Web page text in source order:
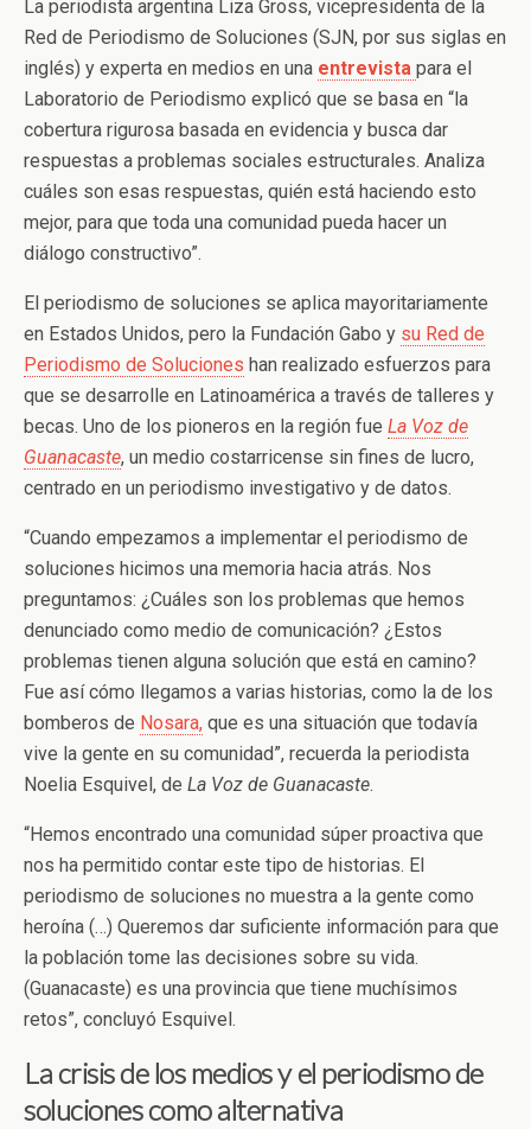
La periodista argentina Liza Gross, vicepresidenta de la
Red de Periodismo de Soluciones (SJN, por sus siglas en
inglés) y experta en medios en una entrevista para el
Laboratorio de Periodismo explicó que se basa en “la
cobertura rigurosa basada en evidencia y busca dar
respuestas a problemas sociales estructurales. Analiza
cuáles son esas respuestas, quién está haciendo esto
mejor, para que toda una comunidad pueda hacer un
diálogo constructivo”.
El periodismo de soluciones se aplica mayoritariamente
en Estados Unidos, pero la Fundación Gabo y su Red de
Periodismo de Soluciones han realizado esfuerzos para
que se desarrolle en Latinoamérica a través de talleres y
becas. Uno de los pioneros en la región fue La Voz de
Guanacaste, un medio costarricense sin fines de lucro,
centrado en un periodismo investigativo y de datos.
“Cuando empezamos a implementar el periodismo de
soluciones hicimos una memoria hacia atrás. Nos
preguntamos: ¿Cuáles son los problemas que hemos
denunciado como medio de comunicación? ¿Estos
problemas tienen alguna solución que está en camino?
Fue así cómo llegamos a varias historias, como la de los
bomberos de Nosara, que es una situación que todavía
vive la gente en su comunidad”, recuerda la periodista
Noelia Esquivel, de La Voz de Guanacaste.
“Hemos encontrado una comunidad súper proactiva que
nos ha permitido contar este tipo de historias. El
periodismo de soluciones no muestra a la gente como
heroína (…) Queremos dar suficiente información para que
la población tome las decisiones sobre su vida.
(Guanacaste) es una provincia que tiene muchísimos
retos”, concluyó Esquivel.
La crisis de los medios y el periodismo de
soluciones como alternativa